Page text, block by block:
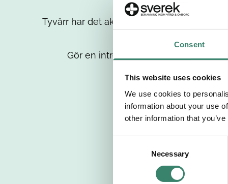
Consent
This website uses cookies
We use cookies to
information about your use
other information that
Necessary
Tyvärr har det aktuella jobbet tagits bort
Gör en intresseanmälan så